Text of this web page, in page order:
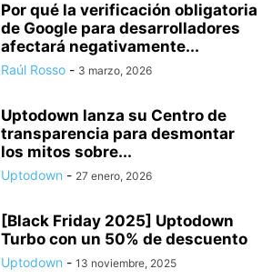
Por qué la verificación obligatoria
de Google para desarrolladores
afectará negativamente...
Raúl Rosso - 3 marzo, 2026
Uptodown lanza su Centro de
transparencia para desmontar
los mitos sobre...
Uptodown - 27 enero, 2026
[Black Friday 2025] Uptodown
Turbo con un 50% de descuento
Uptodown - 13 noviembre, 2025